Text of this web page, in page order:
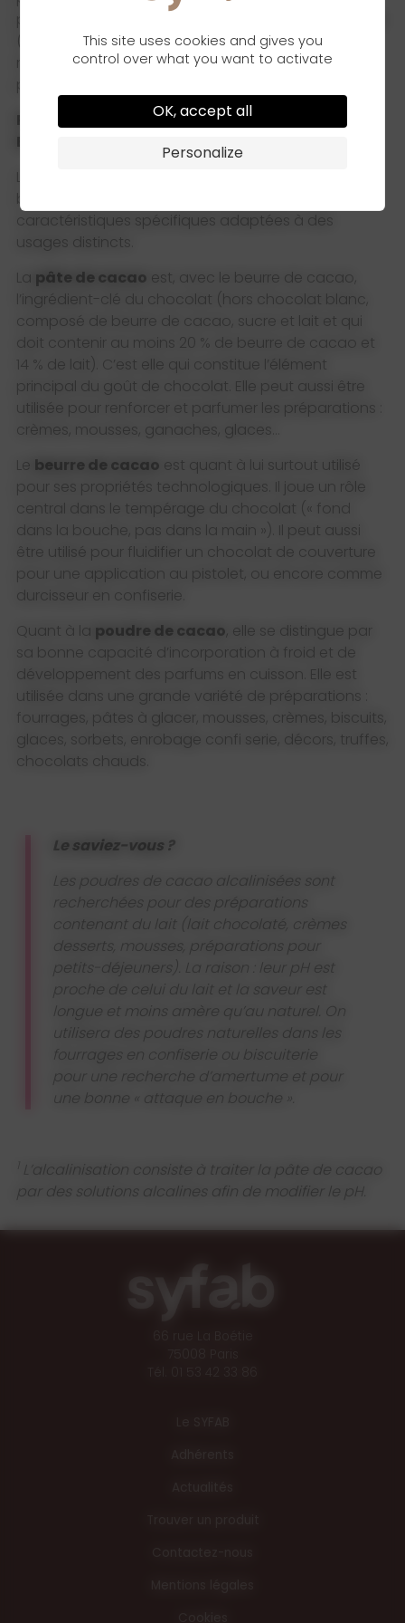
pressage hydraulique séparant le
(fraction grasse) et le tourteau (fraction solide
résiduelle), ce dernier étant ensuite concassé et
pulvérisé pour obtenir de
PÂTE, BEURRE, POUDRE : QUELLES
APPLICATIONS
EN BVP ?
Le cacao se décline ainsi sous trois formes – pâte,
beurre ou poudre -, chacune présentant des
caractéristiques spécifiques adaptées à des
usages distincts.
La pâte de cacao est, avec le beurre de cacao,
l’ingrédient-clé du chocolat (hors chocolat blanc,
composé de beurre de cacao, sucre et lait et qui
doit contenir au moins 20 % de beurre de cacao et
14 % de lait). C’est elle qui constitue l’élément
principal du goût de chocolat. Elle peut aussi être
utilisée pour renforcer et parfumer les préparations :
crèmes, mousses, ganaches, glaces…
Le beurre de cacao est quant à lui surtout utilisé
pour ses propriétés technologiques. Il joue un rôle
central dans le tempérage du chocolat (« fond
dans la bouche, pas dans la main »). Il peut aussi
être utilisé pour fluidifier un chocolat de couverture
pour une application au pistolet, ou encore comme
durcisseur en confiserie.
Quant à la poudre de cacao, elle se distingue par
sa bonne capacité d’incorporation à froid et de
développement des parfums en cuisson. Elle est
utilisée dans une grande variété de préparations :
fourrages, pâtes à glacer, mousses, crèmes, biscuits,
glaces, sorbets, enrobage confi serie, décors, truffes,
chocolats chauds.
Le saviez-vous ?
Les poudres de cacao alcalinisées sont
recherchées pour des préparations
contenant du lait (lait chocolaté, crèmes
desserts, mousses, préparations pour
petits-déjeuners). La raison : leur pH est
proche de celui du lait et la saveur est
longue et moins amère qu’au naturel. On
utilisera des poudres naturelles dans les
fourrages en confiserie ou biscuiterie
pour une recherche d’amertume et pour
une bonne « attaque en bouche ».
L’alcalinisation consiste à traiter la pâte de cacao
par des solutions alcalines afin de modifier le pH.
This site uses cookies and gives you
control over what you want to activate
OK, accept all
Personalize